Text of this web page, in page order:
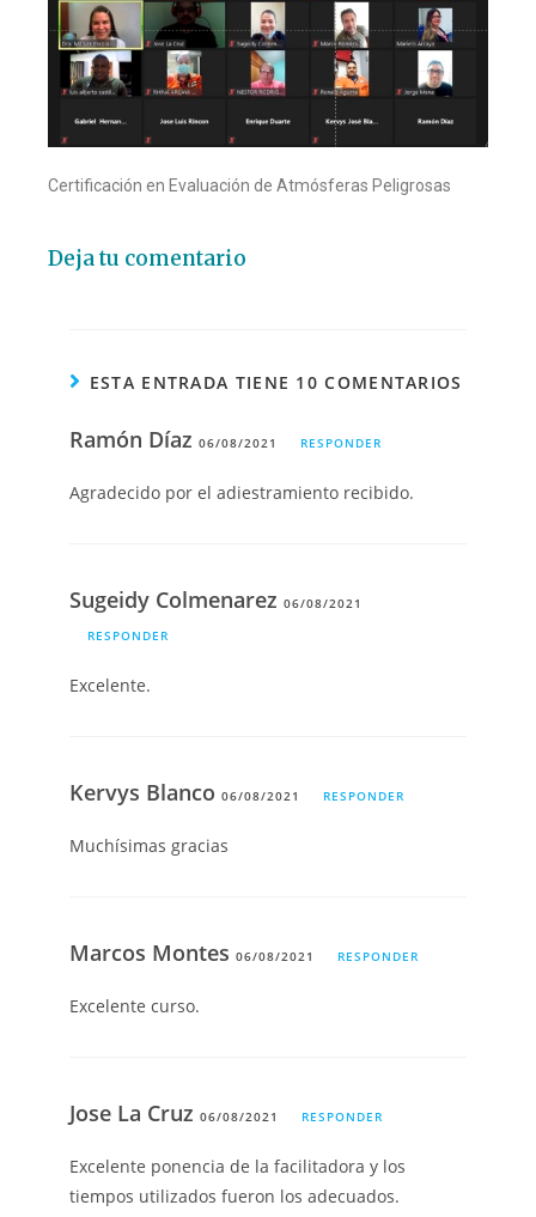
Certificación en Evaluación de Atmósferas Peligrosas
Deja tu comentario
ESTA ENTRADA TIENE 10 COMENTARIOS
Ramón Díaz06/08/2021 RESPONDER
Agradecido por el adiestramiento recibido.
Sugeidy Colmenarez06/08/2021
RESPONDER
Excelente.
Kervys Blanco06/08/2021 RESPONDER
Muchísimas gracias
Marcos Montes06/08/2021 RESPONDER
Excelente curso.
Jose La Cruz06/08/2021 RESPONDER
Excelente ponencia de la facilitadora y los
tiempos utilizados fueron los adecuados.